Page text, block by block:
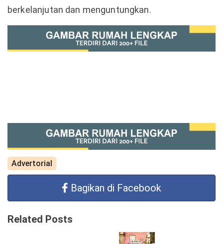
berkelanjutan dan menguntungkan.
Advertorial
Bagikan di Facebook
Related Posts